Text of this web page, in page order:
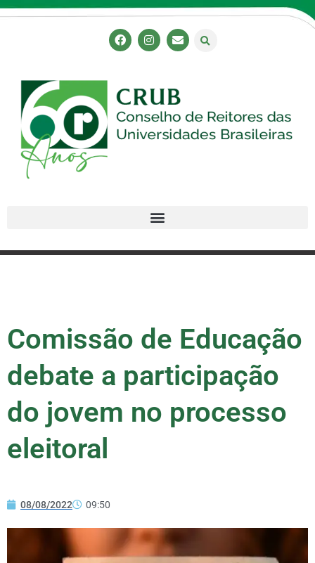
Comissão de Educação
debate a participação
do jovem no processo
eleitoral
08/08/2022 09:50